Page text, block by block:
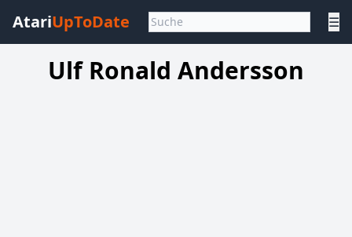
AtariUpToDate ☰
Ulf Ronald Andersson